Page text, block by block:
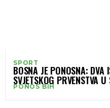
SPORT
BOSNA JE PONOSNA:
SVJETSKOG PRVENSTVA
PONOS BIH